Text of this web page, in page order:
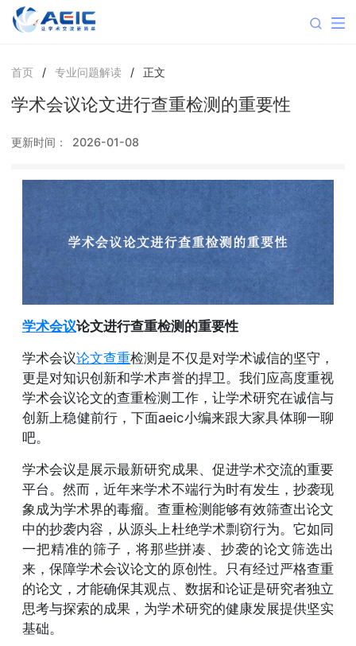
首页 / 专业问题解读 / 正文
学术会议论文进行查重检测的重要性
更新时间： 2026-01-08
学术会议论文进行查重检测的重要性
学术会议论文查重检测是不仅是对学术诚信的坚守，
更是对知识创新和学术声誉的捍卫。我们应高度重视
学术会议论文的查重检测工作，让学术研究在诚信与
创新上稳健前行，下面aeic小编来跟大家具体聊一聊
吧。
学术会议是展示最新研究成果、促进学术交流的重要
平台。然而，近年来学术不端行为时有发生，抄袭现
象成为学术界的毒瘤。查重检测能够有效筛查出论文
中的抄袭内容，从源头上杜绝学术剽窃行为。它如同
一把精准的筛子，将那些拼凑、抄袭的论文筛选出
来，保障学术会议论文的原创性。只有经过严格查重
的论文，才能确保其观点、数据和论证是研究者独立
思考与探索的成果，为学术研究的健康发展提供坚实
基础。